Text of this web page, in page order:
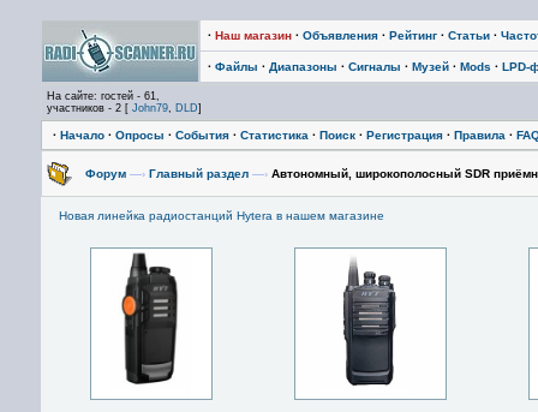
· Наш магазин · Объявления · Рейтинг · Статьи ·
· Файлы · Диапазоны · Сигналы · Музей · Mods · LPD-
На сайте: гостей - 61,
участников - 2 [ John79, DLD]
· Начало · Опросы · События · Статистика · Поиск · Регистрация · Правила ·
Форум —› Главный раздел —› Автономный, широкополосный SDR
Новая линейка радиостанций Hytera в нашем магазине